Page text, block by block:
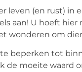
leven (en rust)
aan! U hoeft
wonderen om
beperken tot
de moeite waard